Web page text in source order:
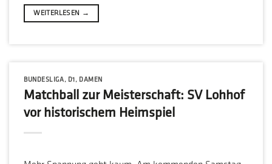
WEITERLESEN →
BUNDESLIGA, D1 , DAMEN
Matchball zur Meisterschaft: SV Lohhof
vor historischem Heimspiel